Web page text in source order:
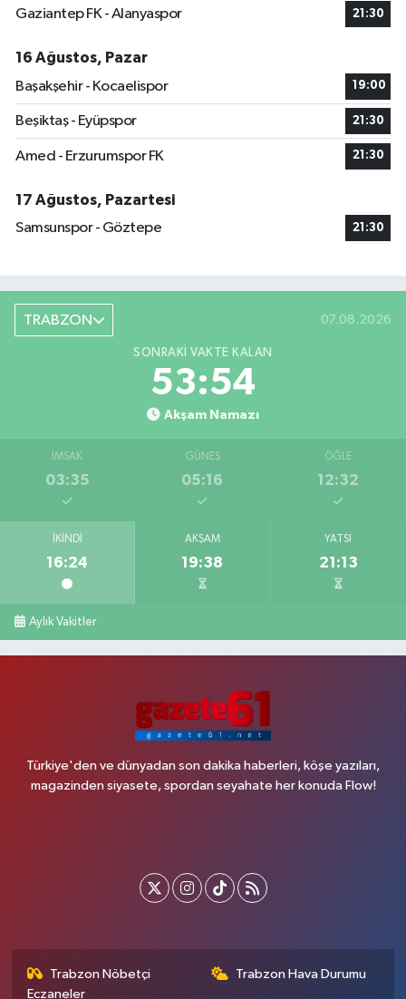
Gaziantep FK - Alanyaspor 21:30
16 Ağustos, Pazar
Başakşehir - Kocaelispor
19:00
Beşiktaş - Eyüpspor 21:30
Amed - Erzurumspor FK 21:30
17 Ağustos, Pazartesi
Samsunspor - Göztepe
21:30
TRABZON 07.08.2026
SONRAKI VAKTE KALAN
53:53
Akşam Namazı
İMSAK
03:35
GÜNEŞ
05:16
ÖĞLE
12:32
İKINDI
16:24
AKŞAM
19:38
YATSI
21:13
Aylık Vakitler
Türkiye'den ve dünyadan son dakika haberleri, köşe yazıları,
magazinden siyasete, spordan seyahate her konuda Flow!
Trabzon Nöbetçi
Eczaneler
Trabzon Hava Durumu